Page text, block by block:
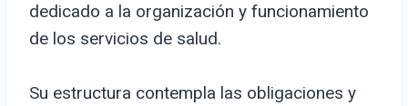
dedicado a la organización y funcionamiento
de los servicios de salud.
Su estructura contempla las obligaciones y